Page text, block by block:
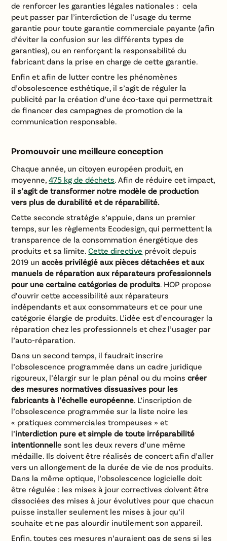
de renforcer les garanties légales nationales : cela
peut passer par l’interdiction de l’usage du terme
garantie pour toute garantie commerciale payante (afin
d’éviter la confusion sur les différents types de
garanties), ou en renforçant la responsabilité du
fabricant dans la prise en charge de cette garantie.
Enfin et afin de lutter contre les phénomènes
d’obsolescence esthétique, il s’agit de réguler la
publicité par la création d’une éco-taxe qui permettrait
de financer des campagnes de promotion de la
communication responsable.
Promouvoir une meilleure conception
Chaque année, un citoyen européen produit, en
moyenne,475 kg de déchets. Afin de réduire cet impact,
il s’agit de transformer notre modèle de production
vers plus de durabilité et de réparabilité.
Cette seconde stratégie s’appuie, dans un premier
temps, sur les règlements Ecodesign, qui permettent la
transparence de la consommation énergétique des
produits et sa limite.Cette directive prévoit depuis
2019 unaccès privilégié aux pièces détachées et aux
manuels de réparation aux réparateurs professionnels
pour une certaine catégories de produits. HOP propose
d’ouvrir cette accessibilité aux réparateurs
indépendants et aux consommateurs et ce pour une
catégorie élargie de produits. L’idée est d’encourager la
réparation chez les professionnels et chez l’usager par
l’auto-réparation.
Dans un second temps, il faudrait inscrire
l’obsolescence programmée dans un cadre juridique
rigoureux, l’élargir sur le plan pénal ou du moins créer
des mesures normatives dissuasives pour les
fabricants à l’échelle européenne. L’inscription de
l’obsolescence programmée sur la liste noire les
« pratiques commerciales trompeuses » et
l’interdiction pure et simple de toute irréparabilité
intentionnelle sont les deux revers d’une même
médaille. Ils doivent être réalisés de concert afin d’aller
vers un allongement de la durée de vie de nos produits.
Dans la même optique, l’obsolescence logicielle doit
être régulée : les mises à jour correctives doivent être
dissociées des mises à jour évolutives pour que chacun
puisse installer seulement les mises à jour qu’il
souhaite et ne pas alourdir inutilement son appareil.
Enfin, toutes ces mesures n’auraient pas de sens si les